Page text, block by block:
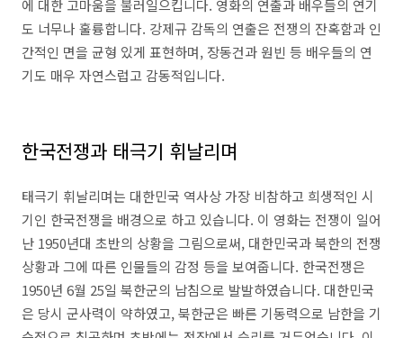
에 대한 고마움을 불러일으킵니다. 영화의 연출과 배우들의 연기
도 너무나 훌륭합니다. 강제규 감독의 연출은 전쟁의 잔혹함과 인
간적인 면을 균형 있게 표현하며, 장동건과 원빈 등 배우들의 연
기도 매우 자연스럽고 감동적입니다.
한국전쟁과 태극기 휘날리며
태극기 휘날리며는 대한민국 역사상 가장 비참하고 희생적인 시
기인 한국전쟁을 배경으로 하고 있습니다. 이 영화는 전쟁이 일어
난 1950년대 초반의 상황을 그림으로써, 대한민국과 북한의 전쟁
상황과 그에 따른 인물들의 감정 등을 보여줍니다. 한국전쟁은
1950년 6월 25일 북한군의 남침으로 발발하였습니다. 대한민국
은 당시 군사력이 약하였고, 북한군은 빠른 기동력으로 남한을 기